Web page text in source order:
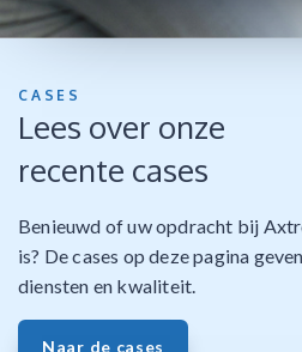
CASES
Lees over onze
recente cases
Benieuwd of uw opdracht bij
is? De cases op deze pagina
diensten en kwaliteit.
Naar de cases